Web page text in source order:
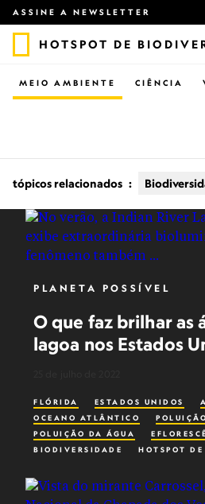
ASSINE A NEWSLETTER
HOTSPOT DE
CIÊNCIA
MEIO AMBIENTE
tópicos relacionados :
PLANETA POSSÍVEL
O que faz brilhar as
lagoa nos Estados
FLÓRIDA ESTADOS UNIDOS
OCEANO ATLÂNTICO
POLUIÇÃO
POLUIÇÃO DA ÁGUA
BIODIVERSIDADE
HOTSPOT
VIAGENS EM FAMÍLIA